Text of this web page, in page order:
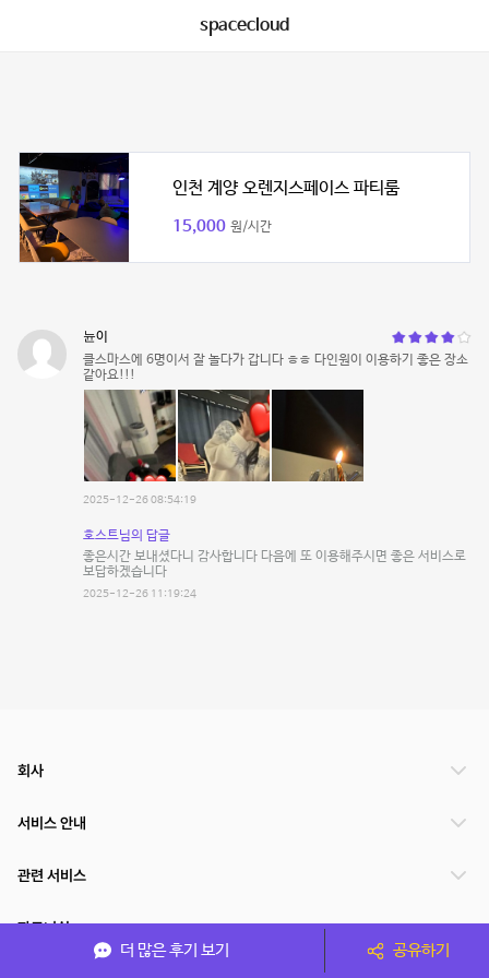
spacecloud
인천 계양 오렌지스페이스 파티룸
15,000 원/시간
뉸이
클스마스에 6명이서 잘 놀다가 갑니다 ㅎㅎ 다인원이 이용하기 좋은 장소
같아요!!!
2025-12-26 08:54:19
호스트님의 답글
좋은시간 보내셨다니 감사합니다 다음에 또 이용해주시면 좋은 서비스로
보답하겠습니다
2025-12-26 11:19:24
더 많은 후기 보기 공유하기
회사
서비스 안내
관련 서비스
파트너쉽